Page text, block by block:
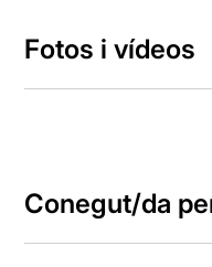
Fotos i vídeos
Conegut/da